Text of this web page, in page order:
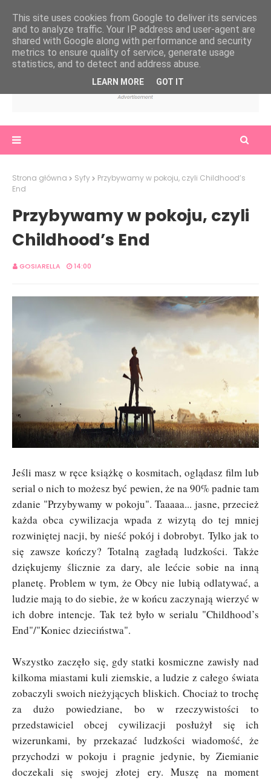
Strona główna Syfy
Przybywamy w pokoju, czyli Childhood’s
End
Przybywamy w pokoju, czyli
Childhood’s End
GOSIARELLA 14:00
Jeśli masz w ręce książkę o kosmitach, oglądasz film lub
serial o nich to możesz być pewien, że na 90% padnie tam
zdanie "Przybywamy w pokoju". Taaaaa... jasne, przecież
każda obca cywilizacja wpada z wizytą do tej mniej
rozwiniętej nacji, by nieść pokój i dobrobyt. Tylko jak to
się zawsze kończy? Totalną zagładą ludzkości. Także
dziękujemy ślicznie za dary, ale lećcie sobie na inną
planetę. Problem w tym, że Obcy nie lubią odlatywać, a
ludzie mają to do siebie, że w końcu zaczynają wierzyć w
ich dobre intencje.Tak też było w serialu "Childhood’s
End"/"Koniec dzieciństwa".
Wszystko zaczęło się, gdy statki kosmiczne zawisły nad
kilkoma miastami kuli ziemskie, a ludzie z całego świata
zobaczyli swoich nieżyjących bliskich. Chociaż to trochę
za dużo powiedziane, bo w rzeczywistości to
przedstawiciel obcej cywilizacji posłużył się ich
wizerunkami, by przekazać ludzkości wiadomość, że
przychodzi w pokoju i pragnie jedynie, by Ziemianie
doczekali się swojej złotej ery. Muszę na moment
This site uses cookies from Google to deliver its services
and to analyze traffic. Your IP address and user-agent are
shared with Google along with performance and security
metrics to ensure quality of service, generate usage
statistics, and to detect and address abuse.
LEARN MORE GOT IT